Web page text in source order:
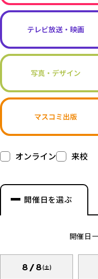
テレビ放送・映画
写真・デザイン
マスコミ出版
オンライン 来校
開催日を選ぶ
開催日
8/8(土)